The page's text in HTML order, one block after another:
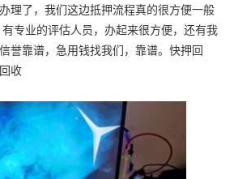
理了，我们这边抵押流程真的很方便一般
专业的评估人员，办起来很方便，还有我
誉靠谱，急用钱找我们，靠谱。快押回
收